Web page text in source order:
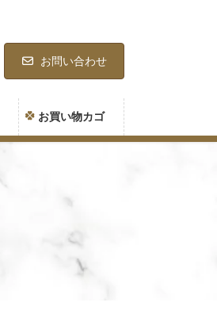
お問い合わせ
お買い物カゴ